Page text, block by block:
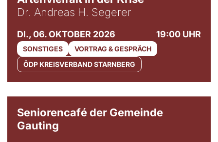
Dr. Andreas H. Segerer
DI., 06. OKTOBER 2026 19:00 UHR
SONSTIGES
VORTRAG & GESPRÄCH
ÖDP KREISVERBAND STARNBERG
Seniorencafé der Gemeinde
Gauting